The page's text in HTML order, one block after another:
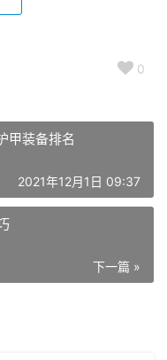
0
甲装备排名
2021年12月1日 09:37
下一篇 »